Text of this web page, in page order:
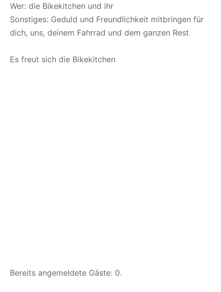
Wer: die Bikekitchen und ihr
Sonstiges: Geduld und Freundlichkeit mitbringen für
dich, uns, deinem Fahrrad und dem ganzen Rest
Es freut sich die Bikekitchen
Bereits angemeldete Gäste: 0.